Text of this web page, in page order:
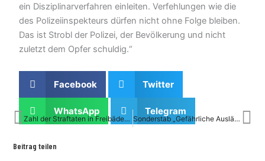
ein Disziplinarverfahren einleiten. Verfehlungen wie die
des Polizeiinspekteurs dürfen nicht ohne Folge bleiben.
Das ist Strobl der Polizei, der Bevölkerung und nicht
zuletzt dem Opfer schuldig.“
Facebook Twitter
WhatsApp Telegram
Zurück Zahl der Straftaten in Freibädern im Südwesten 2022 um 166 Prozent gestiegen! Sonderstab „Gefährliche Ausländer“
Beitrag teilen